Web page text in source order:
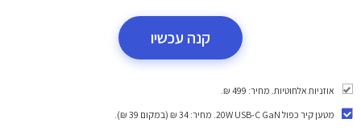
קנה עכשיו
אוזניות אלחוטיות. מחיר: 499 ₪.
מטען קיר כפול 20W USB-C GaN
. מחיר: 34 ₪ (במקום 39 ₪).